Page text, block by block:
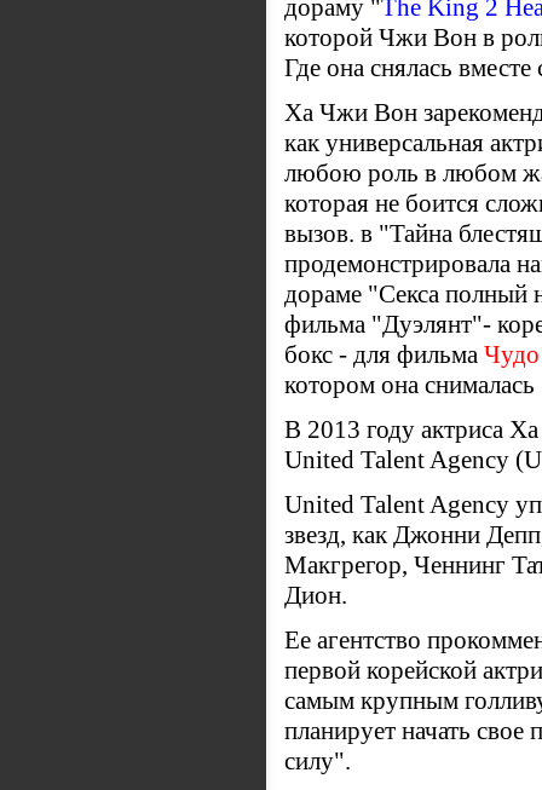
дораму "The King 2
которой Чжи Вон в
Где она снялась
Ха Чжи Вон
как универсальная
любою роль в любом
которая не боится
вызов. в "Тайна
продемонстрировала
дораме "Секса полный
фильма "Дуэлянт"-
бокс - для фильма
котором она снималась
В 2013 году актриса
United Talent Agency
United Talent Agency
звезд, как Джонни
Макгрегор, Ченнинг
Дион.
Ее агентство
первой корейской
самым крупным
планирует начать
силу".